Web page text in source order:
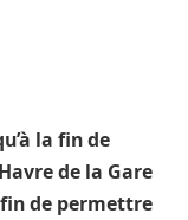
la fin de
de la Gare
de permettre